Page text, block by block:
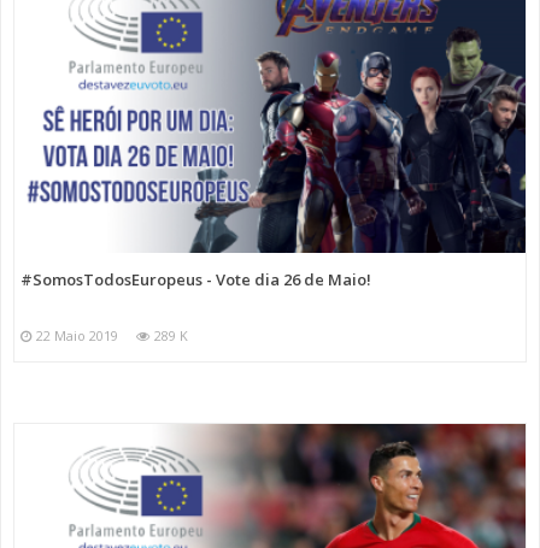
#SomosTodosEuropeus - Vote dia 26 de Maio!
22 Maio 2019 289 K